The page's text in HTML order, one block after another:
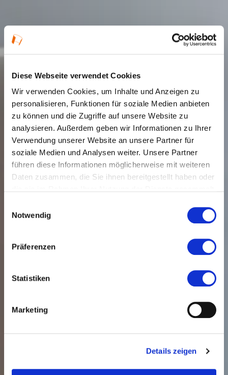
Diese Webseite verwendet Cookies
Wir verwenden Cookies, um Inhalte und Anzeigen zu
personalisieren, Funktionen für soziale Medien anbieten
zu können und die Zugriffe auf unsere Website zu
analysieren. Außerdem geben wir Informationen zu Ihrer
Verwendung unserer Website an unsere Partner für
soziale Medien und Analysen weiter. Unsere Partner
führen diese Informationen möglicherweise mit weiteren
Daten zusammen, die Sie ihnen bereitgestellt haben oder
Notwendig
Präferenzen
Statistiken
Marketing
Details zeigen